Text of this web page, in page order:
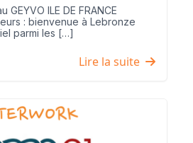
GEYVO ILE DE FRANCE
: bienvenue à Lebronze
parmi les […]
Lire la suite